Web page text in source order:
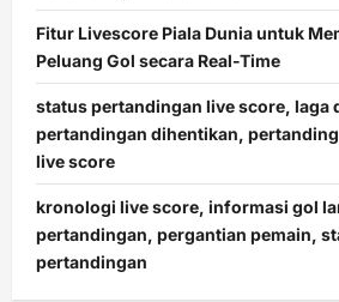
Fitur Livescore Piala Dunia untuk
Peluang Gol secara Real-Time
status pertandingan live score, laga
pertandingan dihentikan,
live score
kronologi live score, informasi gol
pertandingan, pergantian pemain,
pertandingan